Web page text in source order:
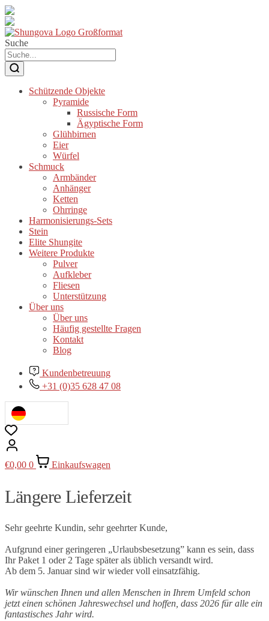
Suche
Schützende Objekte
Pyramide
Russische Form
Ägyptische Form
Glühbirnen
Eier
Würfel
Schmuck
Armbänder
Anhänger
Ketten
Ohrringe
Harmonisierungs-Sets
Stein
Elite Shungite
Weitere Produkte
Pulver
Aufkleber
Fliesen
Unterstützung
Über uns
Über uns
Häufig gestellte Fragen
Kontakt
Blog
Kundenbetreuung
+31 (0)35 628 47 08
€0,00 0 Einkaufswagen
Längere Lieferzeit
Sehr geehrte Kundin, sehr geehrter Kunde,
Aufgrund einer geringeren „Urlaubsbesetzung” kann es sein, dass
Ihr Paket 1 oder 2 Tage später als üblich versandt wird.
Ab dem 5. Januar sind wir wieder voll einsatzfähig.
Wir wünschen Ihnen und allen Menschen in Ihrem Umfeld schon
jetzt einen schönen Jahreswechsel und hoffen, dass 2026 für alle ein
fantastisches Jahr wird.